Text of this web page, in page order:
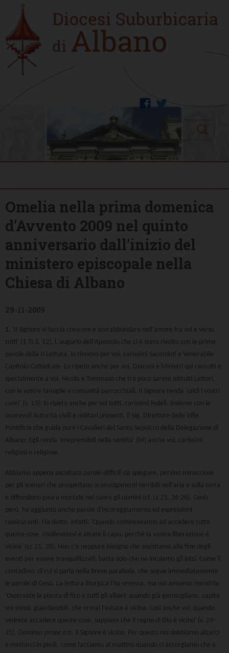
content
Home
new
twitter
facebook
Search
Omelia nella prima domenica
d’Avvento 2009 nel quinto
anniversario dall’inizio del
ministero episcopale nella
Chiesa di Albano
29-11-2009
1. 'Il Signore vi faccia crescere e sovrabbondare nell'amore fra voi e verso
tutti' ( 1 Ts 3, 12). L'augurio dell'Apostolo che ci è stato rivolto con le prime
parole della II Lettura, lo rinnovo per voi, carissimi Sacerdoti e Venerabile
Capitolo Cattedrale. Lo ripeto anche per voi, Diaconi e Ministri qui raccolti e
specialmente a voi, Nicola e Tommaso che tra poco sarete istituiti Lettori,
con le vostre famiglie e comunità parrocchiali. Il Signore renda 'saldi i vostri
cuori' (v. 13): lo ripeto anche per voi tutti, carissimi fedeli, insieme con le
onorevoli Autorità civili e militari presenti, il Sig. Direttore delle Ville
Pontificie che guida pure i Cavalieri del Santo Sepolcro della Delegazione di
Albano; Egli renda 'irreprensibili nella santità' ( ivi) anche voi, carissimi
religiosi e religiose.
Abbiamo appena ascoltato parole difficili da spiegare, persino minacciose
per gli scenari che prospettano sconvolgimenti terribili nell'aria e sulla terra
e diffondono paura mortale nel cuore gli uomini (cf. Lc 21, 26-26). Gesù,
però, ha aggiunto anche parole d'incoraggiamento ed espressioni
rassicuranti. Ha detto, infatti: 'Quando cominceranno ad accadere tutte
queste cose, risollevatevi e alzate il capo, perché la vostra liberazione è
vicina' ( Lc 21, 28). Non c'è neppure bisogno che assistiamo alla fine degli
eventi per essere tranquillizzati; basta solo che ne intuiamo gli inizi. Come il
contadino, di cui si parla nella breve parabola, che segue immediatamente
le parole di Gesù. La lettura liturgica l'ha omessa, ma noi amiamo risentirla:
'Osservate la pianta di fico e tutti gli alberi: quando già germogliano, capite
voi stessi, guardandoli, che ormai l'estate è vicina. Così anche voi: quando
vedrete accadere queste cose, sappiate che il regno di Dio è vicino' (v. 29-
31). Dominus prope est, il Signore è vicino. Per questo noi dobbiamo alzarci
e metterci in piedi, come facciamo al mattino quando ci accorgiamo che è